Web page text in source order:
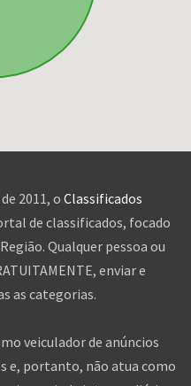
2011, o Classificados
de classificados, focado
Qualquer pessoa ou
enviar e
as categorias.
veiculador de anúncios
e, portanto, não atua como